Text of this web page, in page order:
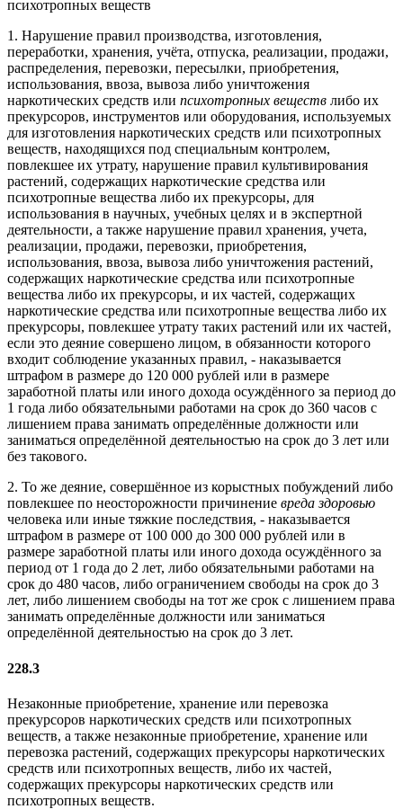
психотропных веществ
1. Нарушение правил производства, изготовления,
переработки, хранения, учёта, отпуска, реализации, продажи,
распределения, перевозки, пересылки, приобретения,
использования, ввоза, вывоза либо уничтожения
наркотических средств или психотропных веществ либо их
прекурсоров, инструментов или оборудования, используемых
для изготовления наркотических средств или психотропных
веществ, находящихся под специальным контролем,
повлекшее их утрату, нарушение правил культивирования
растений, содержащих наркотические средства или
психотропные вещества либо их прекурсоры, для
использования в научных, учебных целях и в экспертной
деятельности, а также нарушение правил хранения, учета,
реализации, продажи, перевозки, приобретения,
использования, ввоза, вывоза либо уничтожения растений,
содержащих наркотические средства или психотропные
вещества либо их прекурсоры, и их частей, содержащих
наркотические средства или психотропные вещества либо их
прекурсоры, повлекшее утрату таких растений или их частей,
если это деяние совершено лицом, в обязанности которого
входит соблюдение указанных правил, - наказывается
штрафом в размере до 120 000 рублей или в размере
заработной платы или иного дохода осуждённого за период до
1 года либо обязательными работами на срок до 360 часов с
лишением права занимать определённые должности или
заниматься определённой деятельностью на срок до 3 лет или
без такового.
2. То же деяние, совершённое из корыстных побуждений либо
повлекшее по неосторожности причинение вреда здоровью
человека или иные тяжкие последствия, - наказывается
штрафом в размере от 100 000 до 300 000 рублей или в
размере заработной платы или иного дохода осуждённого за
период от 1 года до 2 лет, либо обязательными работами на
срок до 480 часов, либо ограничением свободы на срок до 3
лет, либо лишением свободы на тот же срок с лишением права
занимать определённые должности или заниматься
определённой деятельностью на срок до 3 лет.
228.3
Незаконные приобретение, хранение или перевозка
прекурсоров наркотических средств или психотропных
веществ, а также незаконные приобретение, хранение или
перевозка растений, содержащих прекурсоры наркотических
средств или психотропных веществ, либо их частей,
содержащих прекурсоры наркотических средств или
психотропных веществ.